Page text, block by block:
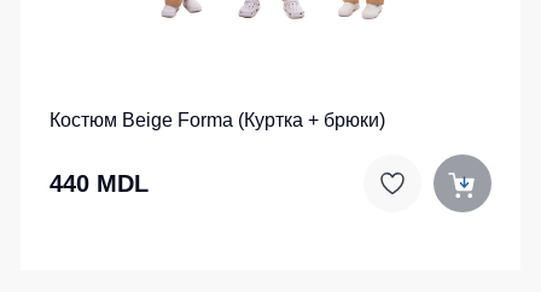
Костюм Beige Forma (Куртка + брюки)
440 MDL